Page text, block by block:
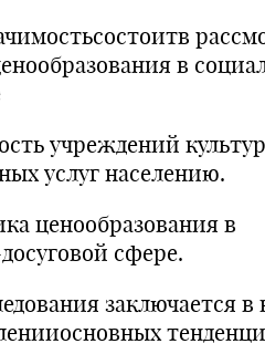
в
учреждений
услуг населению.
ценообразования в
сфере.
заключается